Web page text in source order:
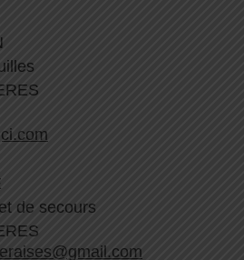
de secours